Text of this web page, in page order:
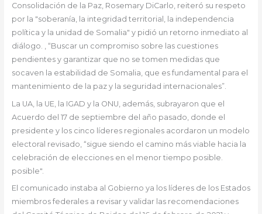
Consolidación de la Paz, Rosemary DiCarlo, reiteró su respeto
por la "soberanía, la integridad territorial, la independencia
política y la unidad de Somalia" y pidió un retorno inmediato al
diálogo. , “Buscar un compromiso sobre las cuestiones
pendientes y garantizar que no se tomen medidas que
socaven la estabilidad de Somalia, que es fundamental para el
mantenimiento de la paz y la seguridad internacionales”.
La UA, la UE, la IGAD y la ONU, además, subrayaron que el
Acuerdo del 17 de septiembre del año pasado, donde el
presidente y los cinco líderes regionales acordaron un modelo
electoral revisado, “sigue siendo el camino más viable hacia la
celebración de elecciones en el menor tiempo posible.
posible".
El comunicado instaba al Gobierno ya los líderes de los Estados
miembros federales a revisar y validar las recomendaciones